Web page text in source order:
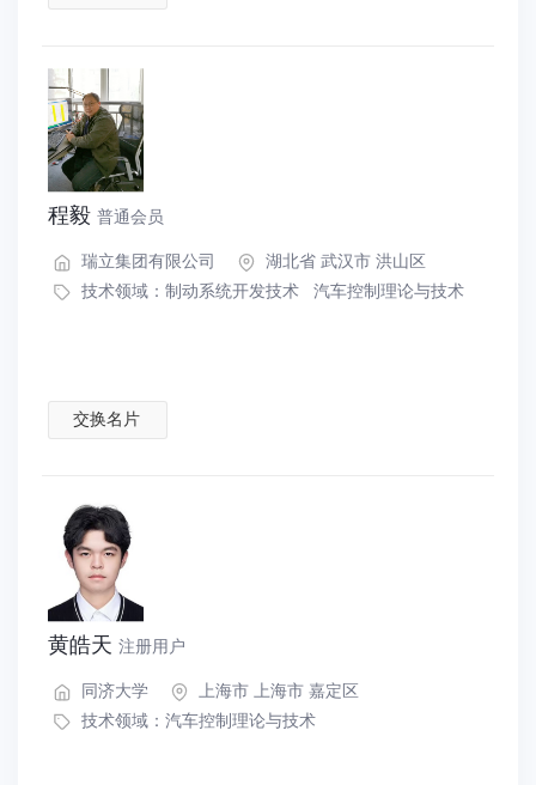
程毅 普通会员
瑞立集团有限公司
湖北省 武汉市 洪山区
技术领域： 制动系统开发技术 汽车控制理论与技术
交换名片
黄皓天 注册用户
同济大学
上海市 上海市 嘉定区
技术领域： 汽车控制理论与技术